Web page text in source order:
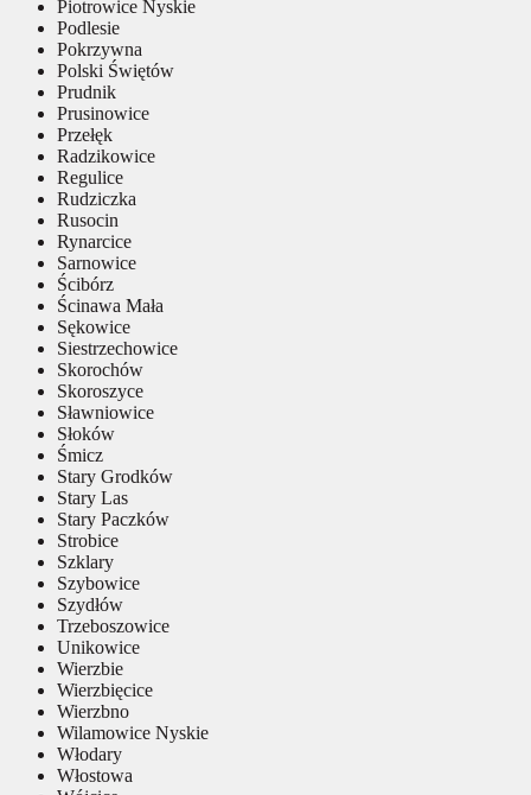
Piotrowice Nyskie
Podlesie
Pokrzywna
Polski Świętów
Prudnik
Prusinowice
Przełęk
Radzikowice
Regulice
Rudziczka
Rusocin
Rynarcice
Sarnowice
Ścibórz
Ścinawa Mała
Sękowice
Siestrzechowice
Skorochów
Skoroszyce
Sławniowice
Słoków
Śmicz
Stary Grodków
Stary Las
Stary Paczków
Strobice
Szklary
Szybowice
Szydłów
Trzeboszowice
Unikowice
Wierzbie
Wierzbięcice
Wierzbno
Wilamowice Nyskie
Włodary
Włostowa